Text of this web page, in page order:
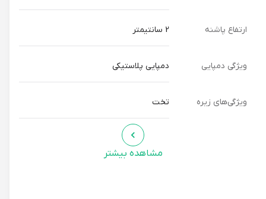
ارتفاع پاشنه
ویژگی دمپایی دمپایی پلاستیکی
ویژگی‌های زیره تخت
مشاهده بیشتر